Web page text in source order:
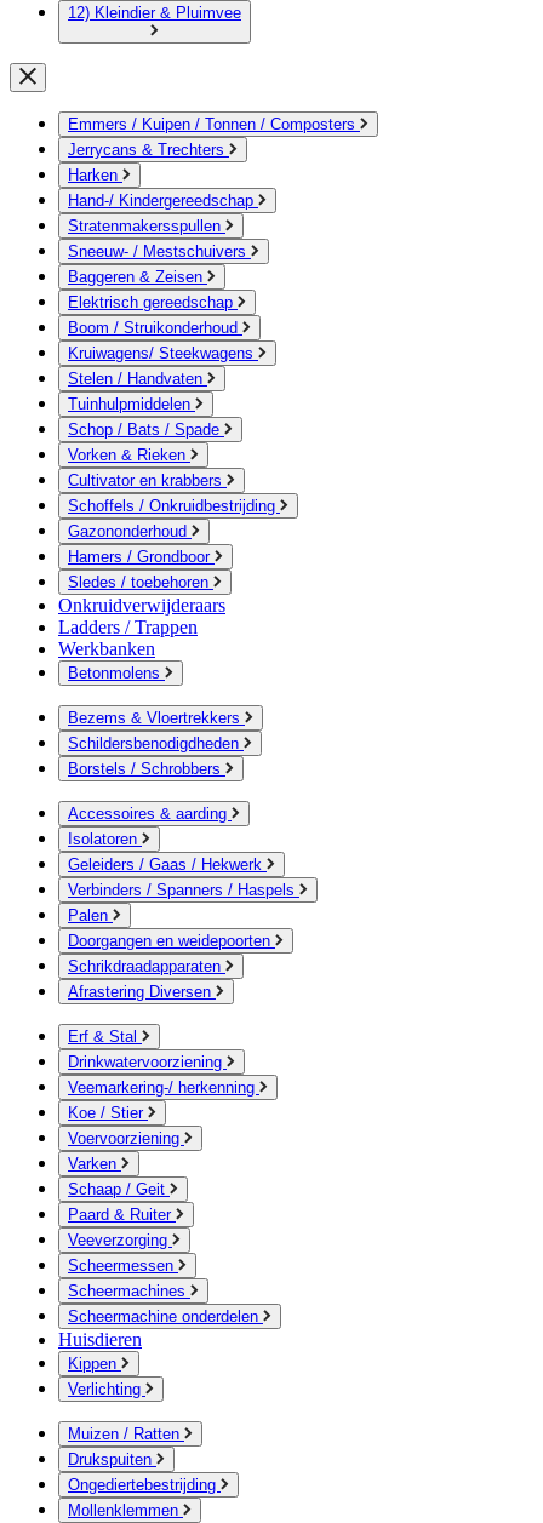
12) Kleindier & Pluimvee
Emmers / Kuipen / Tonnen / Composters
Jerrycans & Trechters
Harken
Hand-/ Kindergereedschap
Stratenmakersspullen
Sneeuw- / Mestschuivers
Baggeren & Zeisen
Elektrisch gereedschap
Boom / Struikonderhoud
Kruiwagens/ Steekwagens
Stelen / Handvaten
Tuinhulpmiddelen
Schop / Bats / Spade
Vorken & Rieken
Cultivator en krabbers
Schoffels / Onkruidbestrijding
Gazononderhoud
Hamers / Grondboor
Sledes / toebehoren
Onkruidverwijderaars
Ladders / Trappen
Werkbanken
Betonmolens
Bezems & Vloertrekkers
Schildersbenodigdheden
Borstels / Schrobbers
Accessoires & aarding
Isolatoren
Geleiders / Gaas / Hekwerk
Verbinders / Spanners / Haspels
Palen
Doorgangen en weidepoorten
Schrikdraadapparaten
Afrastering Diversen
Erf & Stal
Drinkwatervoorziening
Veemarkering-/ herkenning
Koe / Stier
Voervoorziening
Varken
Schaap / Geit
Paard & Ruiter
Veeverzorging
Scheermessen
Scheermachines
Scheermachine onderdelen
Huisdieren
Kippen
Verlichting
Muizen / Ratten
Drukspuiten
Ongediertebestrijding
Mollenklemmen